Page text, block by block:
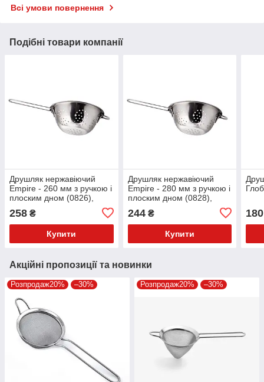
Всі умови повернення
Подібні товари компанії
Друшляк нержавіючий
Empire - 260 мм з ручкою і
плоским дном (0826),
258 ₴
Купити
Друшляк нержавіючий
Empire - 280 мм з ручкою і
плоским дном (0828),
244₴
Купити
180
Акційні пропозиції та новинки
Розпродаж20% –30% Розпродаж20% –30%